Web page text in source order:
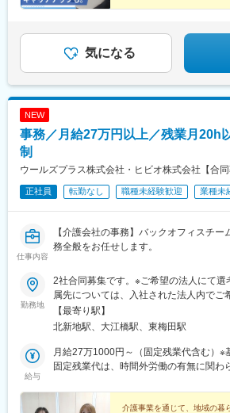
気になる
NEW
事務／月給27万円以上／残業月20h
制
ウールズプラス株式会社・ヒビオ株式会社【合同
正社員 転勤なし 職種未経験歓迎 業種未
仕事内容
【介護会社の事務】バックオフィスチ
務全般をお任せします。
勤務地
2社合同募集です。※ご希望の法人にて選
属先については、入社された法人内でご
す大阪府大阪市北区西天満2-10-2 幸田ビ
式会社、ヒビオ株式会社ともに上記住所
【最寄り駅】
北新地駅、大江橋駅、東梅田駅
給与
月給27万1000円～（固定残業代含む）
固定残業代は、時間外労働の有無に関わ
通＞
介護事業を通じて、地域の暮